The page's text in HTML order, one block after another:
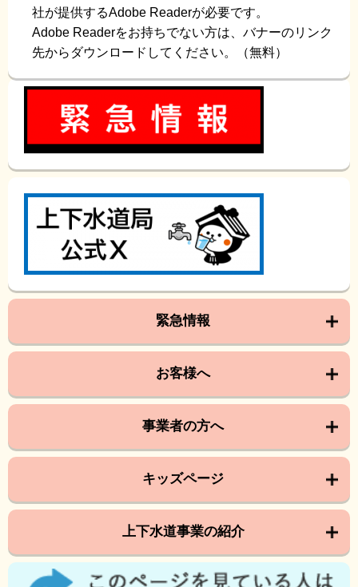
社が提供するAdobe Readerが必要です。
Adobe Readerをお持ちでない方は、バナーのリンク
先からダウンロードしてください。（無料）
緊急情報
お客様へ
事業者の方へ
キッズページ
上下水道事業の紹介
こ